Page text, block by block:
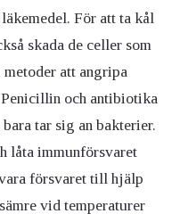
För att ta kål
skada de celler som
att angripa
Penicillin och antibiotika
tar sig an bakterier.
låta immunförsvaret
försvaret till hjälp
vid temperaturer